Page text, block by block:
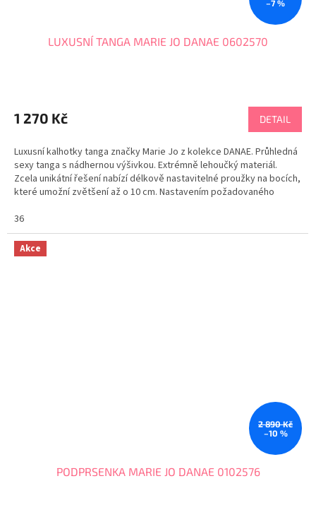
–7 %
LUXUSNÍ TANGA MARIE JO DANAE 0602570
1 270 Kč DETAIL
Luxusní kalhotky tanga značky Marie Jo z kolekce DANAE. Průhledná
sexy tanga s nádhernou výšivkou. Extrémně lehoučký materiál.
Zcela unikátní řešení nabízí délkově nastavitelné proužky na bocích,
které umožní zvětšení až o 10 cm. Nastavením požadovaného
36
Akce
2 890 Kč
–10 %
PODPRSENKA MARIE JO DANAE 0102576